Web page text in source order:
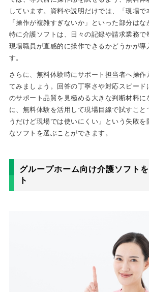
しています。資料や説明だけでは、「現場で
「操作が複雑すぎないか」といった部分はな
特に介護ソフトは、日々の記録や請求業務で
現場職員が直感的に操作できるかどうかが導
す。
さらに、無料体験時にサポート担当者へ操作
てみましょう。回答の丁寧さや対応スピード
のサポート品質を見極める大きな判断材料に
に、無料体験を活用して現場目線で試すこと
うだけど現場では使いにくい」という失敗を
なソフトを選ぶことができます。
グループホーム向け介護ソフト
ト